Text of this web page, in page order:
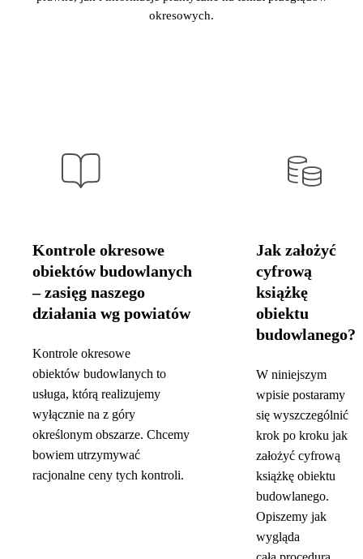
okresowych.
Kontrole okresowe
obiektów budowlanych
– zasięg naszego
działania wg powiatów
Kontrole okresowe
obiektów budowlanych to
usługa, którą realizujemy
wyłącznie na z góry
określonym obszarze. Chcemy
bowiem utrzymywać
racjonalne ceny tych kontroli.
Jak założyć
cyfrową
książkę
obiektu
budowlanego?
W niniejszym
wpisie postaramy
się wyszczególnić
krok po kroku jak
założyć cyfrową
książkę obiektu
budowlanego.
Opiszemy jak
wygląda